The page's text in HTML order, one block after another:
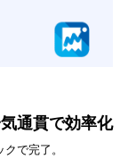
通貫で効率化
で完了。